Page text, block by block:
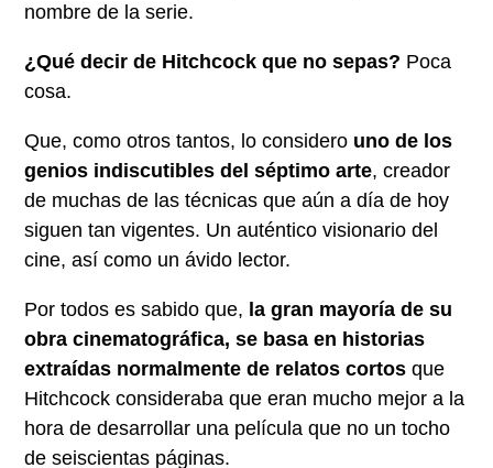
nombre de la serie.
¿Qué decir de Hitchcock que no sepas? Poca
cosa.
Que, como otros tantos, lo considero uno de los
genios indiscutibles del séptimo arte, creador
de muchas de las técnicas que aún a día de hoy
siguen tan vigentes. Un auténtico visionario del
cine, así como un ávido lector.
Por todos es sabido que, la gran mayoría de su
obra cinematográfica, se basa en historias
extraídas normalmente de relatos cortos que
Hitchcock consideraba que eran mucho mejor a la
hora de desarrollar una película que no un tocho
de seiscientas páginas.